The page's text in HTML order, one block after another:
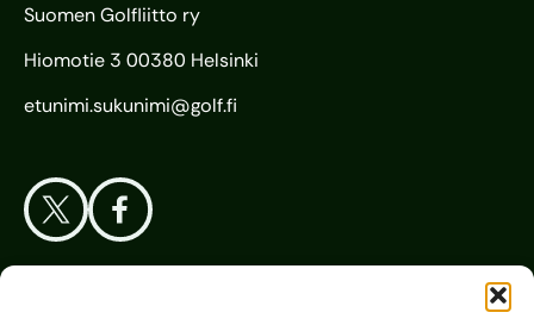
Suomen Golfliitto ry
Hiomotie 3 00380 Helsinki
etunimi.sukunimi@golf.fi